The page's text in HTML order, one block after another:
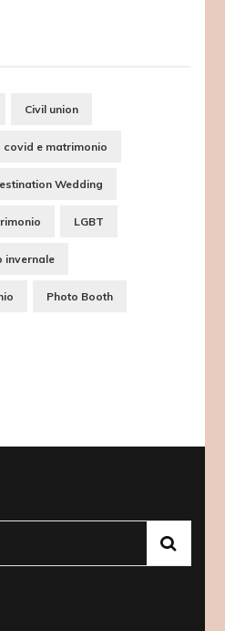
Civil union
covid e matrimonio
Wedding
LGBT
invernale
Photo Booth